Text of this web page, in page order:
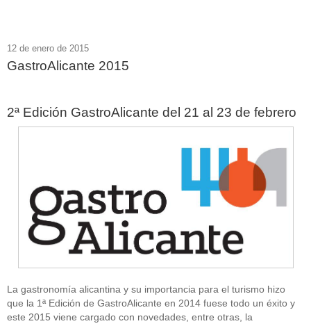
12 de enero de 2015
GastroAlicante 2015
2ª Edición GastroAlicante del 21 al 23 de febrero
La gastronomía alicantina y su importancia para el turismo hizo
que la 1ª Edición de GastroAlicante en 2014 fuese todo un éxito y
este 2015 viene cargado con novedades, entre otras, la